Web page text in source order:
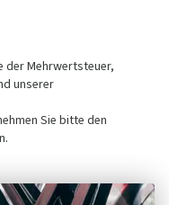
der Mehrwertsteuer,
unserer
Sie bitte den